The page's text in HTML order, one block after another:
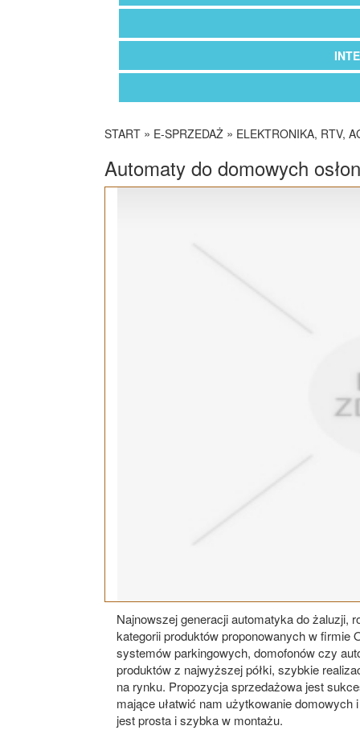
START » E-SPRZEDAŻ » ELEKTRONIKA, RTV,
Automaty do domowych
Najnowszej generacji automatyka do żaluzji,
kategorii produktów proponowanych w firmie
systemów parkingowych, domofonów czy
produktów z najwyższej półki, szybkie
na rynku. Propozycja sprzedażowa jest
mające ułatwić nam użytkowanie
jest prosta i szybka w montażu.